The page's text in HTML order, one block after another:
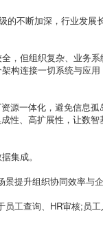
的不断加深，行业发展
，但组织复杂、业务系
构连接一切系统与应用
源一体化，避免信息孤
性、高扩展性，让数智
集成。
提升组织协同效率与企
员工查询、HR审核;员